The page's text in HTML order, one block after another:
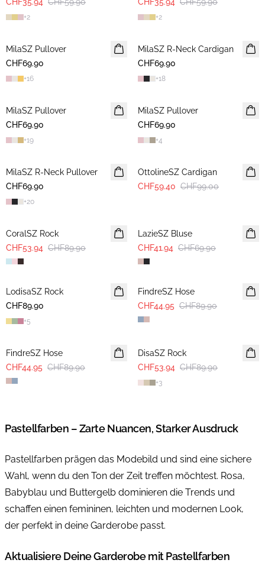
+2 +2
NEUHEIT
2 FOR 120 CHF
MilaSZ Pullover
CHF69.90
+16
NEUHEIT
2 FOR 120 CHF
MilaSZ R-Neck Cardigan
CHF69.90
+18
NEUHEIT
2 FOR 120 CHF
MilaSZ Pullover
CHF69.90
+19
NEUHEIT
2 FOR 120 CHF
MilaSZ Pullover
CHF69.90
+4
NEUHEIT
2 FOR 120 CHF
MilaSZ R-Neck Pullover
CHF69.90
+20
OttolineSZ Cardigan
CHF59.40 CHF99.00
CoralSZ Rock
CHF53.94 CHF89.90
LazieSZ Bluse
CHF41.94 CHF69.90
LodisaSZ Rock
CHF89.90
+5
-50%
FindreSZ Hose
CHF44.95 CHF89.90
FindreSZ Hose
CHF44.95 CHF89.90
DisaSZ Rock
CHF53.94 CHF89.90
+3
Pastellfarben – Zarte Nuancen, Starker Ausdruck
Pastellfarben prägen das Modebild und sind eine sichere
Wahl, wenn du den Ton der Zeit treffen möchtest. Rosa,
Babyblau und Buttergelb dominieren die Trends und
schaffen einen femininen, leichten und modernen Look,
der perfekt in deine Garderobe passt.
Aktualisiere Deine Garderobe mit Pastellfarben